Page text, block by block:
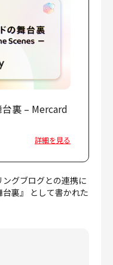
裏 – Mercard
詳細を見る
グブログとの連携に
裏』 として書かれた